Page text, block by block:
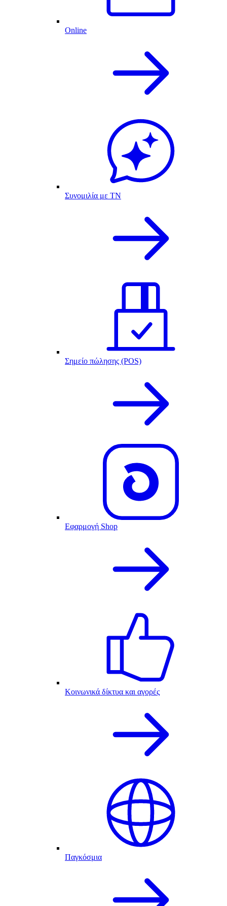
Online
Συνομιλία με ΤΝ
Σημείο πώλησης (POS)
Εφαρμογή Shop
Κοινωνικά δίκτυα και αγορές
Παγκόσμια